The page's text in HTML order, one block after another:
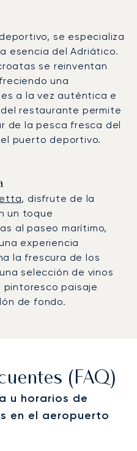
se especializa
esencia del Adriático.
se reinventan
una
a la vez auténtica e
restaurante permite
de la pesca fresca del
puerto deportivo.
, disfrute de la
un toque
al paseo marítimo,
experiencia
la frescura de los
selección de vinos
paisaje
de fondo.
(FAQ)
u horarios de
en el aeropuerto